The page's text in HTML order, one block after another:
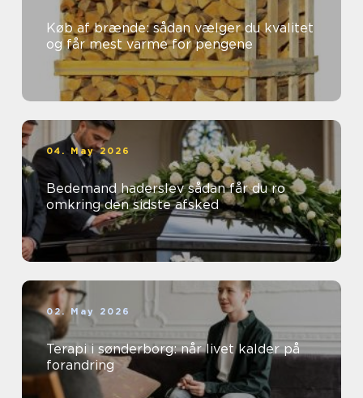
Køb af brænde: sådan vælger du kvalitet
og får mest varme for pengene
04. May 2026
Bedemand haderslev sådan får du ro
omkring den sidste afsked
02. May 2026
Terapi i sønderborg: når livet kalder på
forandring